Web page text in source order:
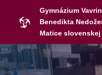
Gymnázium
Benedikta
Matice slovenskej